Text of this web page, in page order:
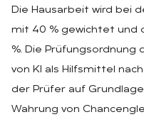
Die Hausarbeit wird bei
mit 40 % gewichtet und
%. Die Prüfungsordnung
von KI als Hilfsmittel
der Prüfer auf
Wahrung von